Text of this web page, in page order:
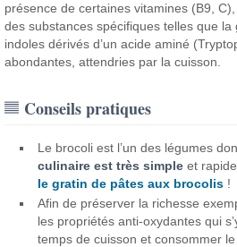
présence de certaines vitamines (B9,
des substances spécifiques telles que
indoles dérivés d’un acide aminé
abondantes, attendries par la cuisson.
Conseils pratiques
Le brocoli est l’un des légumes
culinaire est très simple et
le gratin de pâtes aux brocolis !
Afin de préserver la richesse
les propriétés anti-oxydantes qui
temps de cuisson et consommer